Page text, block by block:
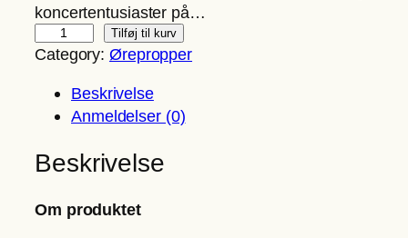
e
l
i
e
p
i
v
l
p
s
koncertentusiaster på…
a
i
s
Tilføj til kurv
Category:Ørepropper
Beskrivelse
Anmeldelser (0)
Beskrivelse
Om produktet